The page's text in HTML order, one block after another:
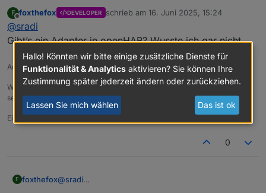
sinnvoll.
Da ich allerdings iobroker nur wg.@Waly_de's Skript
Openhab-integrierte Lösung ein.
F
Offline
foxthefox DEVELOPER schrieb am 16. Juni 2025, 15:24
zuletzt editiert von
@sradi
Gibt’s ein Adapter in openHAB? Wusste ich gar nicht.
Adapterüberblick:Profil Github;
Wenn der Adapter gefällt und nützlich ist, bitte ins Repo gehen und Star
setzen. Danke
Ein Aufruf:
0
F foxthefox@sradi
Hallo! Könnten wir bitte einige zusätzliche Dienste für
Funktionalität & Analytics aktivieren? Sie können Ihre
Zustimmung später jederzeit ändern oder zurückziehen.
Lassen Sie mich wählen Das ist ok